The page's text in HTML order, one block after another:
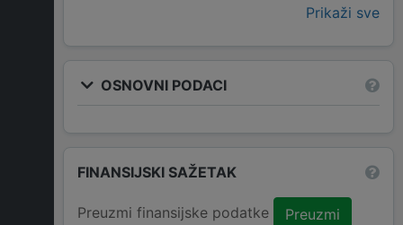
Prikaži sve
OSNOVNI PODACI
FINANSIJSKI SAŽETAK
Preuzmi finansijske podatke Preuzmi